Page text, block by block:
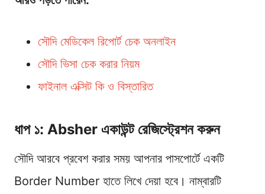
সৌদি মেডিকেল রিপোর্ট চেক অনলাইন
সৌদি ভিসা চেক করার নিয়ম
ফাইনাল এক্সিট কি ও বিস্তারিত
ধাপ ১: Absher একাউন্ট রেজিস্ট্রেশন করুন
সৌদি আরবে প্রবেশ করার সময় আপনার পাসপোর্টে একটি
Border Number হাতে লিখে দেয়া হবে। নাম্বারটি